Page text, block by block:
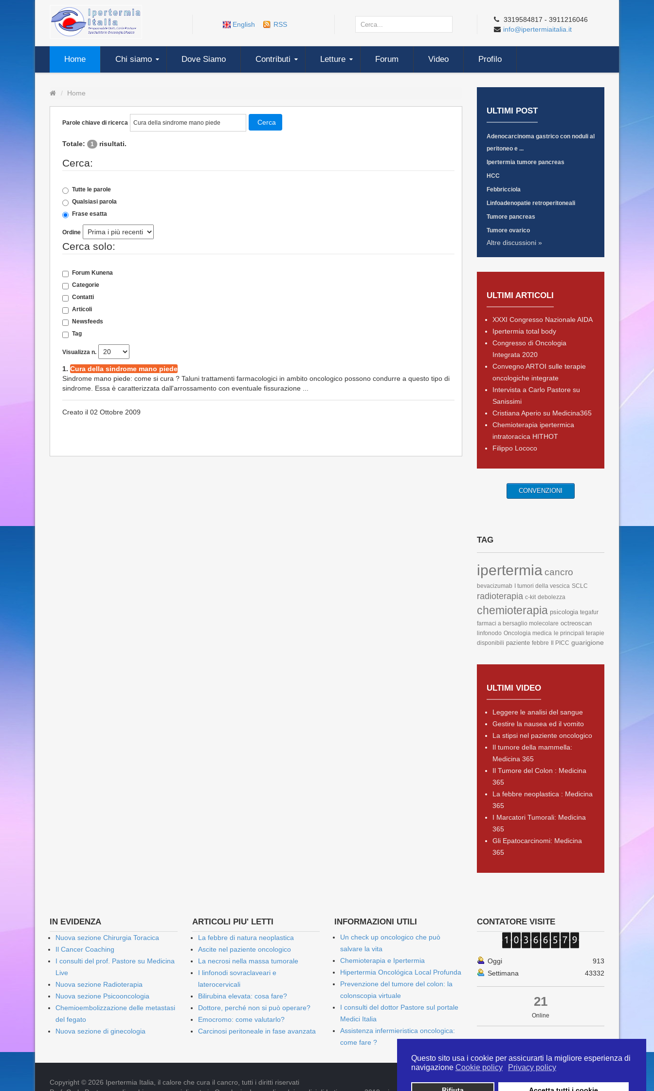
Questo sito usa i cookie per assicurarti la migliore esperienza di
navigazione Cookie policy Privacy policy
English RSS
3319584817 - 3911216046
info@ipertermiaitalia.it
Home Chi siamo Dove Siamo Contributi Letture Forum Video Profilo
Home
Parole chiave di ricerca Cerca
Totale: 1 risultati.
Cerca:
Tutte le parole
Qualsiasi parola
Frase esatta
Ordine
Cerca solo:
Forum Kunena
Categorie
Contatti
Articoli
Newsfeeds
Tag
Visualizza n.
1. Cura della sindrome mano piede
Sindrome mano piede: come si cura ? Taluni trattamenti farmacologici in ambito oncologico possono condurre a questo tipo di
sindrome. Essa è caratterizzata dall'arrossamento con eventuale fissurazione ...
Creato il 02 Ottobre 2009
ULTIMI POST
Adenocarcinoma gastrico con noduli al
peritoneo e ...
Ipertermia tumore pancreas
HCC
Febbricciola
Linfoadenopatie retroperitoneali
Tumore pancreas
Tumore ovarico
Altre discussioni »
ULTIMI ARTICOLI
XXXI Congresso Nazionale AIDA
Ipertermia total body
Congresso di Oncologia
Integrata 2020
Convegno ARTOI sulle terapie
oncologiche integrate
Intervista a Carlo Pastore su
Sanissimi
Cristiana Aperio su Medicina365
Chemioterapia ipertermica
intratoracica HITHOT
Filippo Lococo
CONVENZIONI
TAG
ipertermia cancro
bevacizumab I tumori della vescica SCLC
radioterapia c-kit debolezza
chemioterapia psicologia tegafur
farmaci a bersaglio molecolare octreoscan
linfonodo Oncologia medica le principali terapie
disponibili paziente febbre Il PICC guarigione
ULTIMI VIDEO
Leggere le analisi del sangue
Gestire la nausea ed il vomito
La stipsi nel paziente oncologico
Il tumore della mammella:
Medicina 365
Il Tumore del Colon : Medicina
365
La febbre neoplastica : Medicina
365
I Marcatori Tumorali: Medicina
365
Gli Epatocarcinomi: Medicina
365
IN EVIDENZA
Nuova sezione Chirurgia Toracica
Il Cancer Coaching
I consulti del prof. Pastore su Medicina
Live
Nuova sezione Radioterapia
Nuova sezione Psicooncologia
Chemioembolizzazione delle metastasi
del fegato
Nuova sezione di ginecologia
ARTICOLI PIU' LETTI
La febbre di natura neoplastica
Ascite nel paziente oncologico
La necrosi nella massa tumorale
I linfonodi sovraclaveari e
laterocervicali
Bilirubina elevata: cosa fare?
Dottore, perché non si può operare?
Emocromo: come valutarlo?
Carcinosi peritoneale in fase avanzata
INFORMAZIONI UTILI
Un check up oncologico che può
salvare la vita
Chemioterapia e Ipertermia
Hipertermia Oncológica Local Profunda
Prevenzione del tumore del colon: la
colonscopia virtuale
I consulti del dottor Pastore sul portale
Medici Italia
Assistenza infermieristica oncologica:
come fare ?
CONTATORE VISITE
Oggi
913
Settimana
43332
21
Online
Copyright © 2026 Ipertermia Italia, il calore che cura il cancro, tutti i diritti riservati